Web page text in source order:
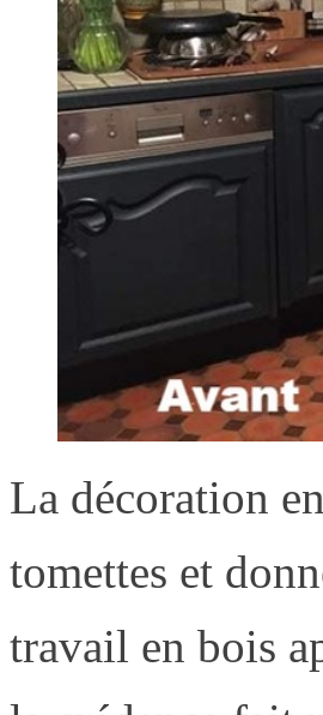
La décoration
tomettes et
travail en bois